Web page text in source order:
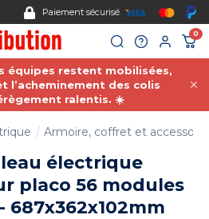
0
équipes restent mobilisées,
l’acheminement des colis
ralentis. ☀️
Armoire, coffret et
électrique
placo 56 modules